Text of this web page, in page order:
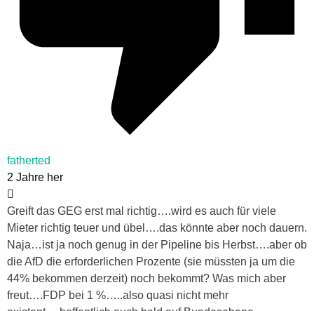
fatherted
2 Jahre her
Greift das GEG erst mal richtig….wird es auch für viele
Mieter richtig teuer und übel….das könnte aber noch dauern.
Naja…ist ja noch genug in der Pipeline bis Herbst….aber ob
die AfD die erforderlichen Prozente (sie müssten ja um die
44% bekommen derzeit) noch bekommt? Was mich aber
freut….FDP bei 1 %…..also quasi nicht mehr